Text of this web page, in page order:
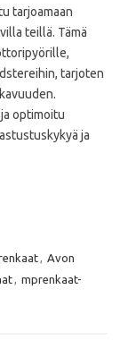
tarjoamaan
teillä. Tämä
tarjoten
optimoitu
ja
, Avon
, mprenkaat-